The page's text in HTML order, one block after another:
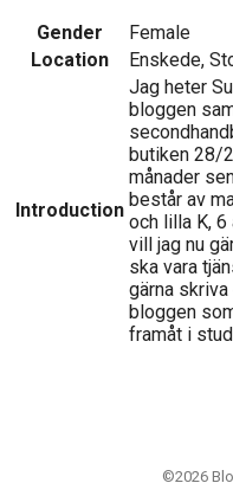
Gender
Female
Location
Enskede,
Introduction
Jag heter
bloggen
butiken 28/
månader
består av
och lilla K,
vill jag nu
ska vara
gärna
bloggen
framåt i
©2026